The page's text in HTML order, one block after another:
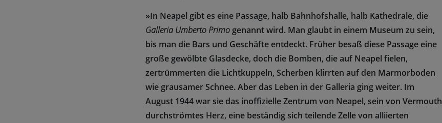
»In Neapel gibt es eine Passage, halb Bahnhofshalle, halb Kathedrale, die
Galleria Umberto Primo genannt wird. Man glaubt in einem Museum zu sein,
bis man die Bars und Geschäfte entdeckt. Früher besaß diese Passage eine
große gewölbte Glasdecke, doch die Bomben, die auf Neapel fielen,
zertrümmerten die Lichtkuppeln, Scherben klirrten auf den Marmorboden
wie grausamer Schnee. Aber das Leben in der Galleria ging weiter. Im
August 1944 war sie das inoffizielle Zentrum von Neapel, sein von Vermouth
durchströmtes Herz, eine beständig sich teilende Zelle von alliierten